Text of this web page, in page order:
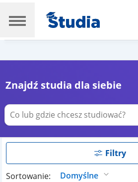
Znajdź studia dla siebie
Filtry
Sortowanie: